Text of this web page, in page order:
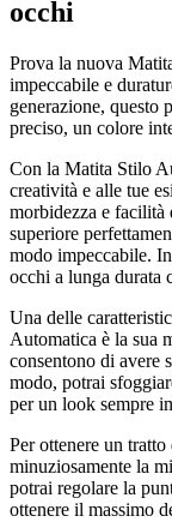
occhi
Prova la nuova
impeccabile e
generazione, questo
preciso, un colore
Con la Matita Stilo
creatività e alle tue
morbidezza e facilità
superiore
modo impeccabile.
occhi a lunga durata
Una delle
Automatica è la sua
consentono di avere
modo, potrai
per un look sempre
Per ottenere un
minuziosamente la
potrai regolare la
ottenere il massimo